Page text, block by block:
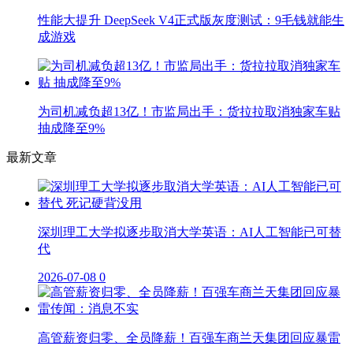
性能大提升 DeepSeek V4正式版灰度测试：9毛钱就能生
成游戏
为司机减负超13亿！市监局出手：货拉拉取消独家车贴
抽成降至9%
最新文章
深圳理工大学拟逐步取消大学英语：AI人工智能已可替
代
2026-07-08 0
高管薪资归零、全员降薪！百强车商兰天集团回应暴雷